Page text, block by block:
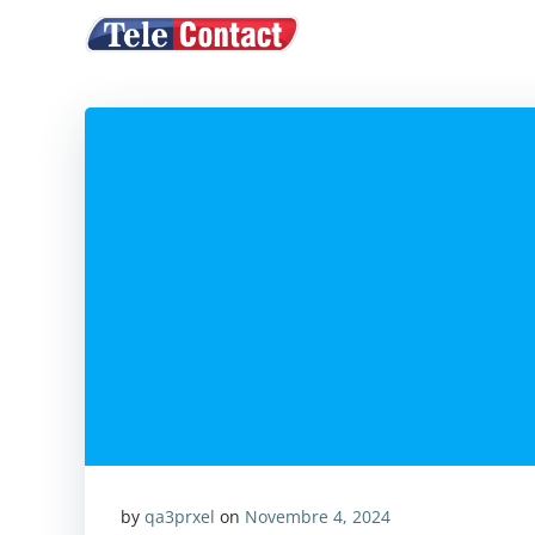
by qa3prxel on Novembre 4, 2024